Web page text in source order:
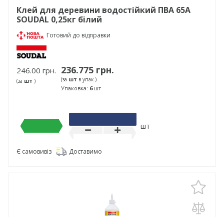
Клей для деревини водостійкий ПВА 65А
SOUDAL 0,25кг білий
Готовий до відправки
246.00 грн.
(за шт )
236.775 грн.
(за шт в упак.)
Упаковка: 6шт
шт
Є самовивіз Доставимо